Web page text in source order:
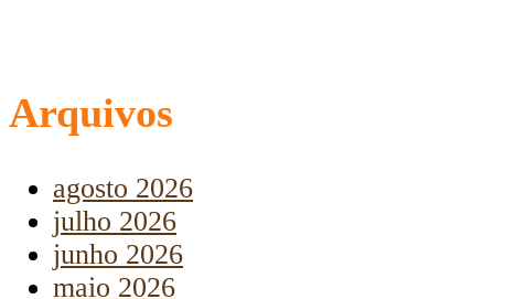
Arquivos
agosto 2026
julho 2026
junho 2026
maio 2026